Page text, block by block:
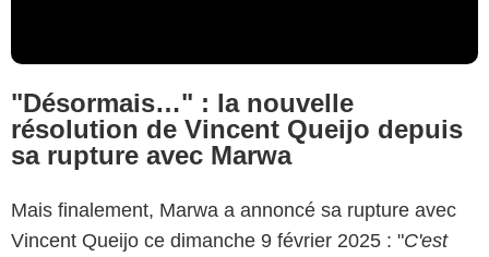
"Désormais…" : la nouvelle
résolution de Vincent Queijo depuis
sa rupture avec Marwa
Mais finalement, Marwa a annoncé sa rupture avec
Vincent Queijo ce dimanche 9 février 2025 : "C'est